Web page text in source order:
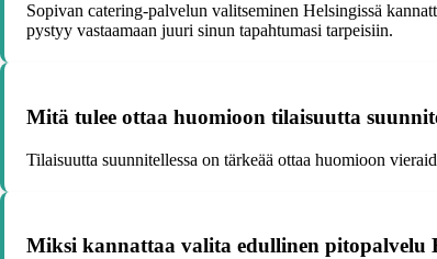
Sopivan catering-palvelun valitseminen Helsingissä
pystyy vastaamaan juuri sinun tapahtumasi tarpeisiin.
Mitä tulee ottaa huomioon tilaisuutta
Tilaisuutta suunnitellessa on tärkeää ottaa huomioon
Miksi kannattaa valita edullinen pitopalvelu